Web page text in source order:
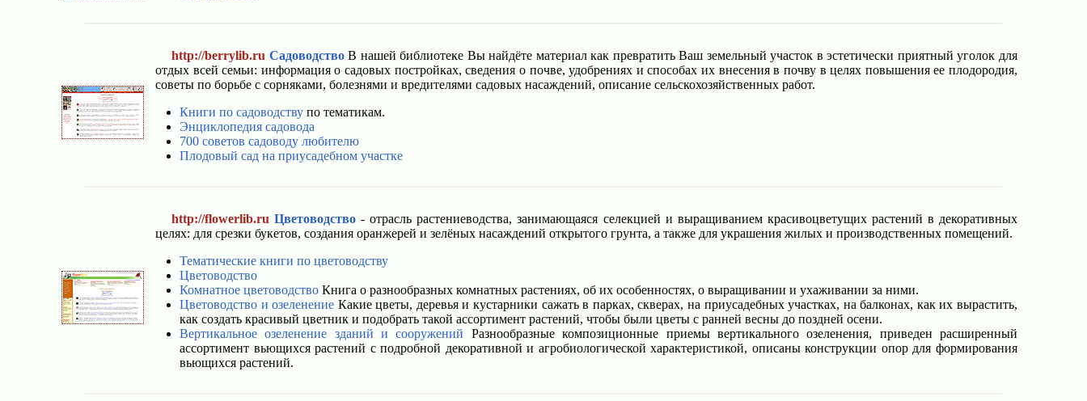
http://berrylib.ru СадоводствоВ нашей библиотеке Вы найдёте материал как превратить Ваш земельный участок в эстетически приятный уголок для
отдых всей семьи: информация о садовых постройках, сведения о почве, удобрениях и способах их внесения в почву в целях повышения ее плодородия,
советы по борьбе с сорняками, болезнями и вредителями садовых насаждений, описание сельскохозяйственных работ.
Книги по садоводству по тематикам.
Энциклопедия садовода
700 советов садоводу любителю
Плодовый сад на приусадебном участке
http://flowerlib.ru Цветоводство - отрасль растениеводства, занимающаяся селекцией и выращиванием красивоцветущих растений в декоративных
целях: для срезки букетов, создания оранжерей и зелёных насаждений открытого грунта, а также для украшения жилых и производственных помещений.
Тематические книги по цветоводству
Цветоводство
Комнатное цветоводство Книга о разнообразных комнатных растениях, об их особенностях, о выращивании и ухаживании за ними.
Цветоводство и озеленение Какие цветы, деревья и кустарники сажать в парках, скверах, на приусадебных участках, на балконах, как их вырастить,
как создать красивый цветник и подобрать такой ассортимент растений, чтобы были цветы с ранней весны до поздней осени.
Вертикальное озеленение зданий и сооружений Разнообразные композиционные приемы вертикального озеленения, приведен расширенный
ассортимент вьющихся растений с подробной декоративной и агробиологической характеристикой, описаны конструкции опор для формирования
вьющихся растений.